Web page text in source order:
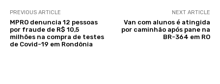
PREVIOUS ARTICLE
MPRO denuncia 12 pessoas
por fraude de R$ 10,5
milhões na compra de testes
de Covid-19 em Rondônia
NEXT ARTICLE
Van com alunos é atingida
por caminhão após pane na
BR-364 em RO